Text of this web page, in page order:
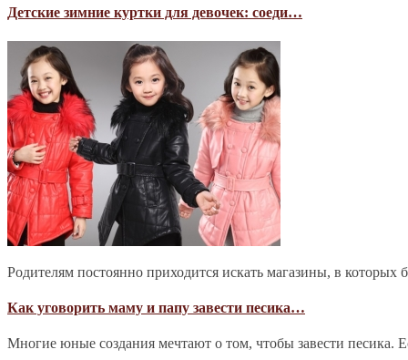
Детские зимние куртки для девочек: соеди…
Родителям постоянно приходится искать магазины, в
Как уговорить маму и папу завести песика…
Многие юные создания мечтают о том, чтобы завести песика.